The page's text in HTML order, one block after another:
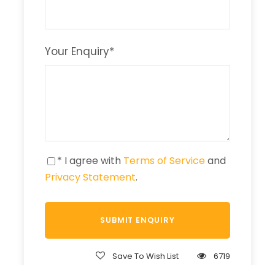
Your Enquiry*
* I agree with Terms of Serviceand
Privacy Statement.
Save To Wish List 6719